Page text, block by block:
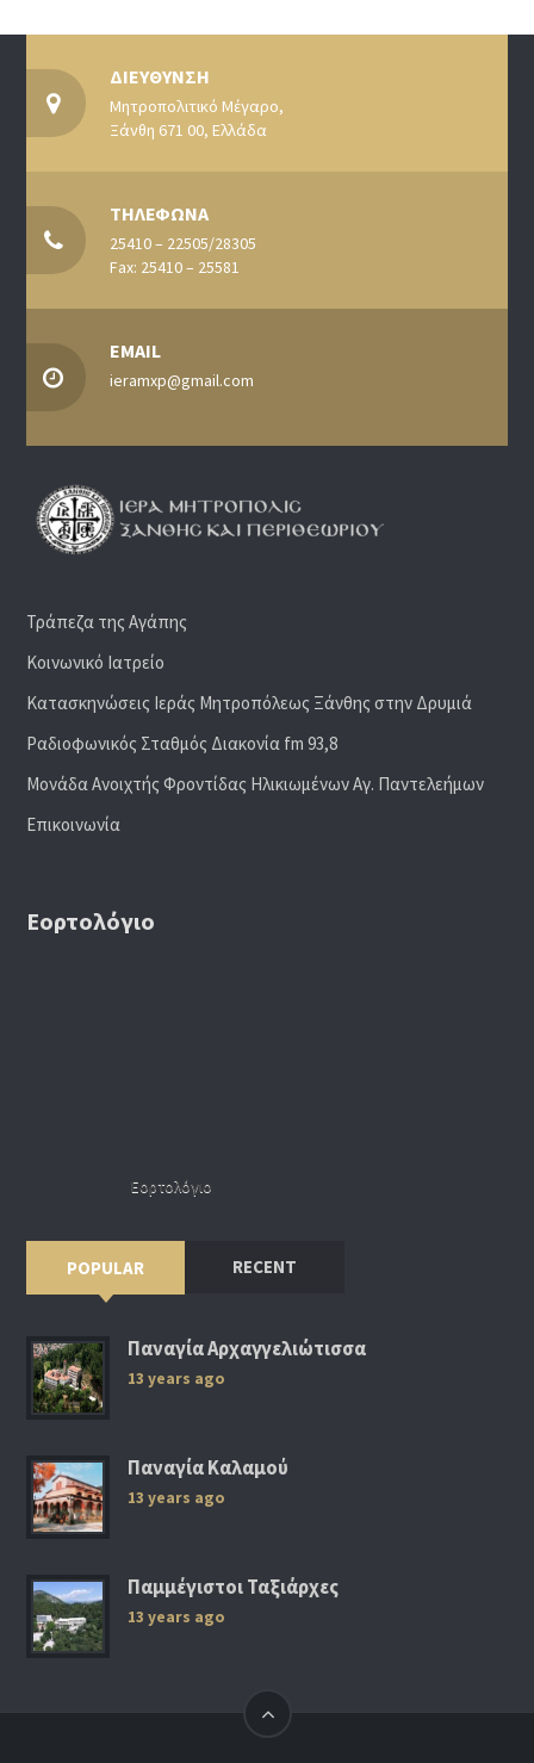
ΔΙΕΥΘΥΝΣΗ
Μητροπολιτικό Μέγαρο,
Ξάνθη 671 00, Ελλάδα
ΤΗΛΕΦΩΝΑ
25410 – 22505/28305
Fax: 25410 – 25581
EMAIL
ieramxp@gmail.com
Τράπεζα της Αγάπης
Κοινωνικό Ιατρείο
Κατασκηνώσεις Ιεράς Μητροπόλεως Ξάνθης στην Δρυμιά
Ραδιoφωνικός Σταθμός Διακονία fm 93,8
Μονάδα Ανοιχτής Φροντίδας Ηλικιωμένων Αγ. Παντελεήμων
Επικοινωνία
Εορτολόγιο
Εορτολόγιο
POPULAR RECENT
Παναγία Αρχαγγελιώτισσα
13 years ago
Παναγία Καλαμού
13 years ago
Παμμέγιστοι Ταξιάρχες
13 years ago